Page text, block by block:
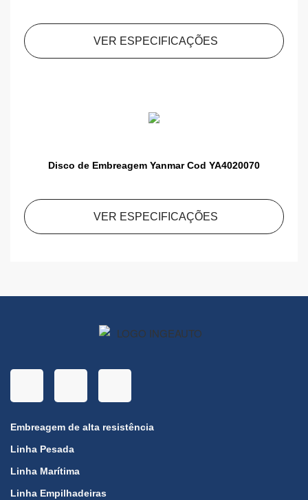
VER ESPECIFICAÇÕES
Disco de Embreagem Yanmar Cod YA4020070
VER ESPECIFICAÇÕES
Embreagem de alta resistência
Linha Pesada
Linha Marítima
Linha Empilhadeiras